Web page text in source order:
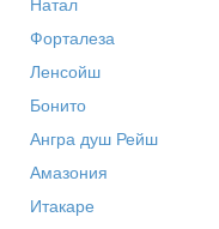
Натал
Форталеза
Ленсойш
Бонито
Ангра душ Рейш
Амазония
Итакаре